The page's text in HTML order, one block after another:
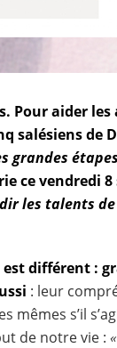
Pour aider les
salésiens de
grandes
ce vendredi
les talents
différent :
: leur
mêmes s’il
de notre vie :